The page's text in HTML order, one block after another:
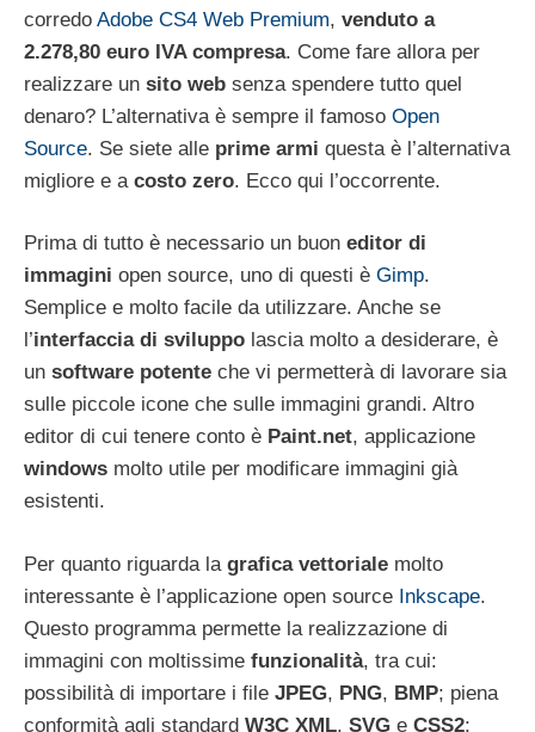
corredo Adobe CS4 Web Premium, venduto a
2.278,80 euro IVA compresa. Come fare allora per
realizzare un sito web senza spendere tutto quel
denaro? L’alternativa è sempre il famoso Open
Source. Se siete alle prime armi questa è l’alternativa
migliore e a costo zero. Ecco qui l’occorrente.
Prima di tutto è necessario un buon editor di
immagini open source, uno di questi è Gimp.
Semplice e molto facile da utilizzare. Anche se
l’interfaccia di sviluppo lascia molto a desiderare, è
un software potente che vi permetterà di lavorare sia
sulle piccole icone che sulle immagini grandi. Altro
editor di cui tenere conto è Paint.net, applicazione
windows molto utile per modificare immagini già
esistenti.
Per quanto riguarda la grafica vettoriale molto
interessante è l’applicazione open source Inkscape.
Questo programma permette la realizzazione di
immagini con moltissime funzionalità, tra cui:
possibilità di importare i file JPEG, PNG, BMP; piena
conformità agli standard W3C XML, SVG e CSS2;